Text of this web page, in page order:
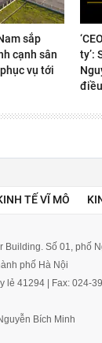
sắp
cạnh sân
vụ tới
ty’:
TẾ VĨ MÔ
Building. Số 01, phố
phố Hà Nội
lẻ 41294 | Fax: 024-
Bích Minh